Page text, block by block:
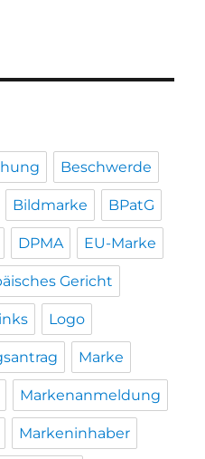
Beschwerde
Bildmarke BPatG
DPMA EU-Marke
Gericht
Logo
Marke
Markenanmeldung
Markeninhaber